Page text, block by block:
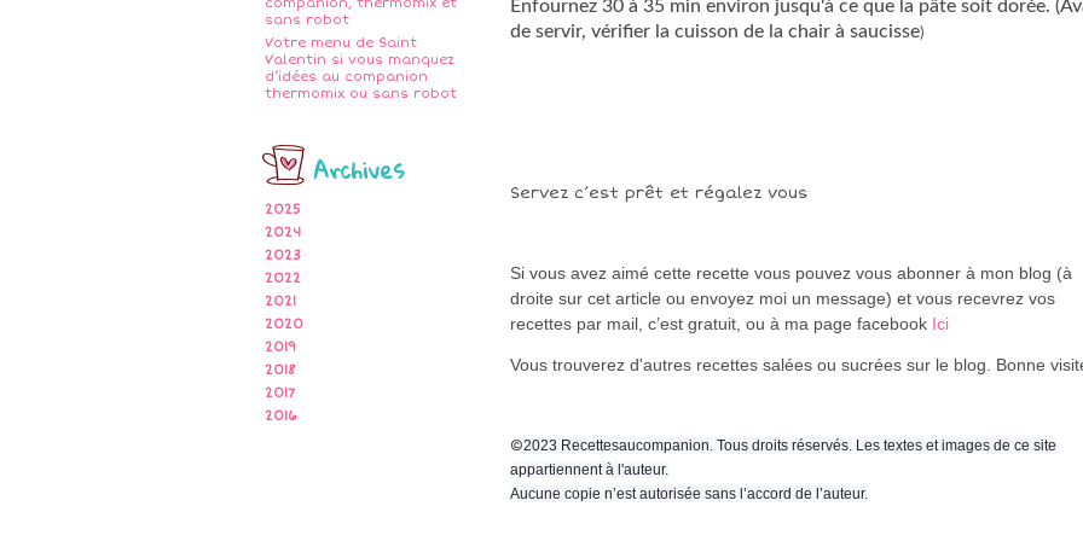
sans robot
Votre menu de Saint
Valentin si vous manquez
d’idées au companion
thermomix ou sans robot
Archives
2025
2024
2023
2022
2021
2020
2019
2018
2017
2016
Enfournez 30 à 35 min environ jusqu'à ce que la pâte soit dorée.
de servir, vérifier la cuisson de la chair à saucisse​​​​​​)
Servez c’est prêt et régalez vous
Si vous avez aimé cette recette vous pouvez vous abonner à mon blog (à
droite sur cet article ou envoyez moi un message) et vous recevrez vos
recettes par mail, c’est gratuit , ou à ma page facebook Ici
Vous trouverez d'autres recettes salées ou sucrées sur le blog. Bonne
©2023 Recettesaucompanion. Tous droits réservés. Les textes et images de ce site
appartiennent à l'auteur.
Aucune copie n’est autorisée sans l’accord de l’auteur.